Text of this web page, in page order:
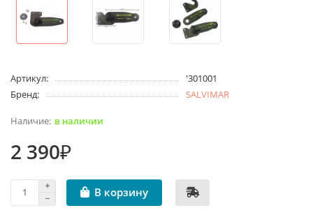
Артикул:
'301001
Бренд:
SALVIMAR
в наличии
2 390₽
В корзину